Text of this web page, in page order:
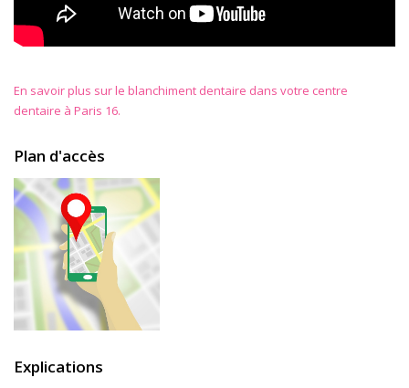
En savoir plus sur le blanchiment dentaire dans votre centre
dentaire à Paris 16.
Plan d'accès
Explications